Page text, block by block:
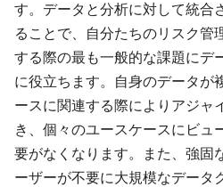
す。データと分析に対して統合
ることで、自分たちのリスク管
する際の最も一般的な課題にデ
に役立ちます。自身のデータが
ースに関連する際によりアジャ
き、個々のユースケースにビュ
要がなくなります。また、強固
ーザーが不要に大規模なデータ